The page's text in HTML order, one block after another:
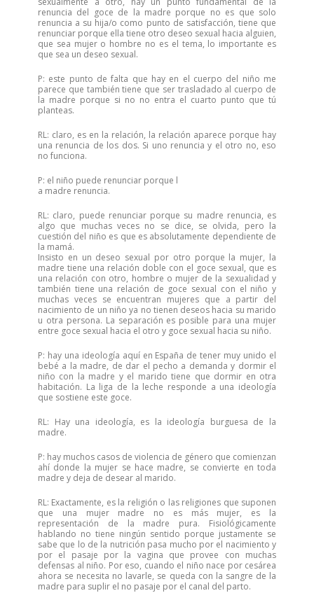
renuncia del goce de la madre porque no es que solo
renuncia a su hija/o como punto de satisfacción, tiene que
renunciar porque ella tiene otro deseo sexual hacia alguien,
que sea mujer o hombre no es el tema, lo importante es
que sea un deseo sexual.
P: este punto de falta que hay en el cuerpo del niño me
parece que también tiene que ser trasladado al cuerpo de
la madre porque si no no entra el cuarto punto que tú
planteas.
RL: claro, es en la relación, la relación aparece porque hay
una renuncia de los dos. Si uno renuncia y el otro no, eso
no funciona.
P: el niño puede renunciar porque l
a madre renuncia.
RL: claro, puede renunciar porque su madre renuncia, es
algo que muchas veces no se dice, se olvida, pero la
cuestión del niño es que es absolutamente dependiente de
la mamá.
Insisto en un deseo sexual por otro porque la mujer, la
madre tiene una relación doble con el goce sexual, que es
una relación con otro, hombre o mujer de la sexualidad y
también tiene una relación de goce sexual con el niño y
muchas veces se encuentran mujeres que a partir del
nacimiento de un niño ya no tienen deseos hacia su marido
u otra persona. La separación es posible para una mujer
entre goce sexual hacia el otro y goce sexual hacia su niño.
P: hay una ideología aquí en España de tener muy unido el
bebé a la madre, de dar el pecho a demanda y dormir el
niño con la madre y el marido tiene que dormir en otra
habitación. La liga de la leche responde a una ideología
que sostiene este goce.
RL: Hay una ideología, es la ideología burguesa de la
madre.
P: hay muchos casos de violencia de género que comienzan
ahí donde la mujer se hace madre, se convierte en toda
madre y deja de desear al marido.
RL: Exactamente, es la religión o las religiones que suponen
que una mujer madre no es más mujer, es la
representación de la madre pura. Fisiológicamente
hablando no tiene ningún sentido porque justamente se
sabe que lo de la nutrición pasa mucho por el nacimiento y
por el pasaje por la vagina que provee con muchas
defensas al niño. Por eso, cuando el niño nace por cesárea
ahora se necesita no lavarle, se queda con la sangre de la
madre para suplir el no pasaje por el canal del parto.